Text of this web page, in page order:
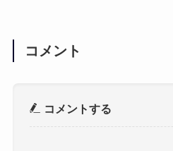
コメント
コメントする